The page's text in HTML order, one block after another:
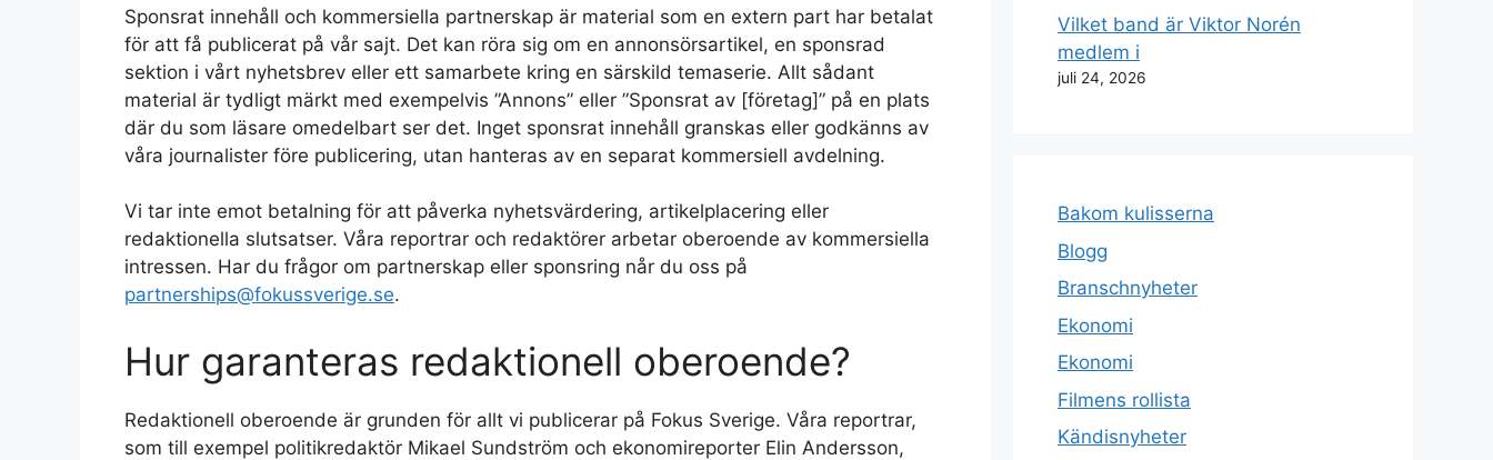
Sponsrat innehåll och kommersiella partnerskap är material som en extern part har betalat
för att få publicerat på vår sajt. Det kan röra sig om en annonsörsartikel, en sponsrad
sektion i vårt nyhetsbrev eller ett samarbete kring en särskild temaserie. Allt sådant
material är tydligt märkt med exempelvis ”Annons” eller ”Sponsrat av [företag]” på en plats
där du som läsare omedelbart ser det. Inget sponsrat innehåll granskas eller godkänns av
våra journalister före publicering, utan hanteras av en separat kommersiell avdelning.
Vi tar inte emot betalning för att påverka nyhetsvärdering, artikelplacering eller
redaktionella slutsatser. Våra reportrar och redaktörer arbetar oberoende av kommersiella
intressen. Har du frågor om partnerskap eller sponsring når du oss på
partnerships@fokussverige.se.
Hur garanteras redaktionell oberoende?
Redaktionell oberoende är grunden för allt vi publicerar på Fokus Sverige. Våra reportrar,
som till exempel politikredaktör Mikael Sundström och ekonomireporter Elin Andersson,
Vilket band är Viktor Norén
medlem i
juli 24, 2026
Bakom kulisserna
Blogg
Branschnyheter
Ekonomi
Ekonomi
Filmens rollista
Kändisnyheter